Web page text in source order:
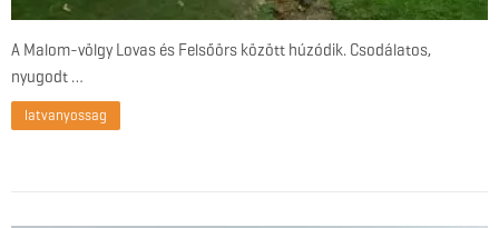
A Malom-völgy Lovas és Felsőörs között húzódik. Csodálatos,
nyugodt …
latvanyossag